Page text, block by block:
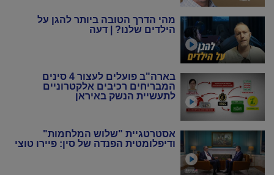
מהי הדרך הטובה ביותר להגן על
הילדים שלנו? | דעה
בארה"ב פועלים לעצור 4 סינים
המבריחים רכיבים אלקטרוניים
לתעשיית הנשק באיראן
אסטרטגיית "שלוש המלחמות"
ודיפלומטית הפנדה של סין: פיירו טוצי